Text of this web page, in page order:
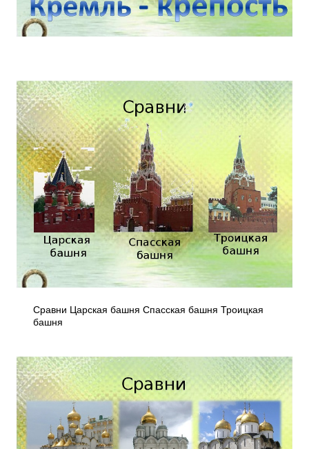
Сравни Царская башня Спасская башня Троицкая
башня